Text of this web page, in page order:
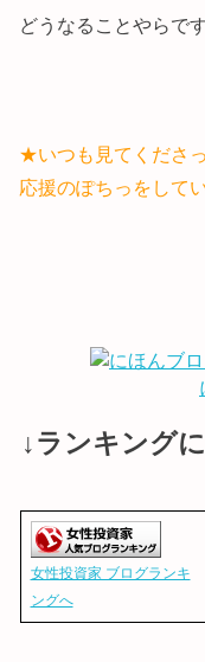
どうなることやらです
★いつも見てくださ
応援のぽちっをして
↓ランキング
女性投資家 ブログランキ
ングへ